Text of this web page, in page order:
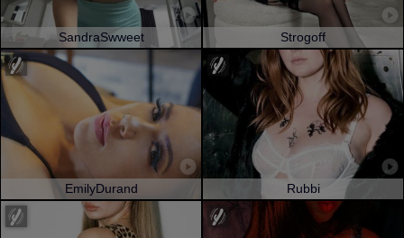
SandraSwweet Strogoff
EmilyDurand Rubbi